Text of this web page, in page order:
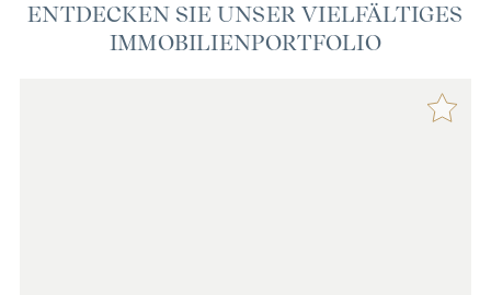
ENTDECKEN SIE UNSER VIELFÄLTIGES
IMMOBILIENPORTFOLIO